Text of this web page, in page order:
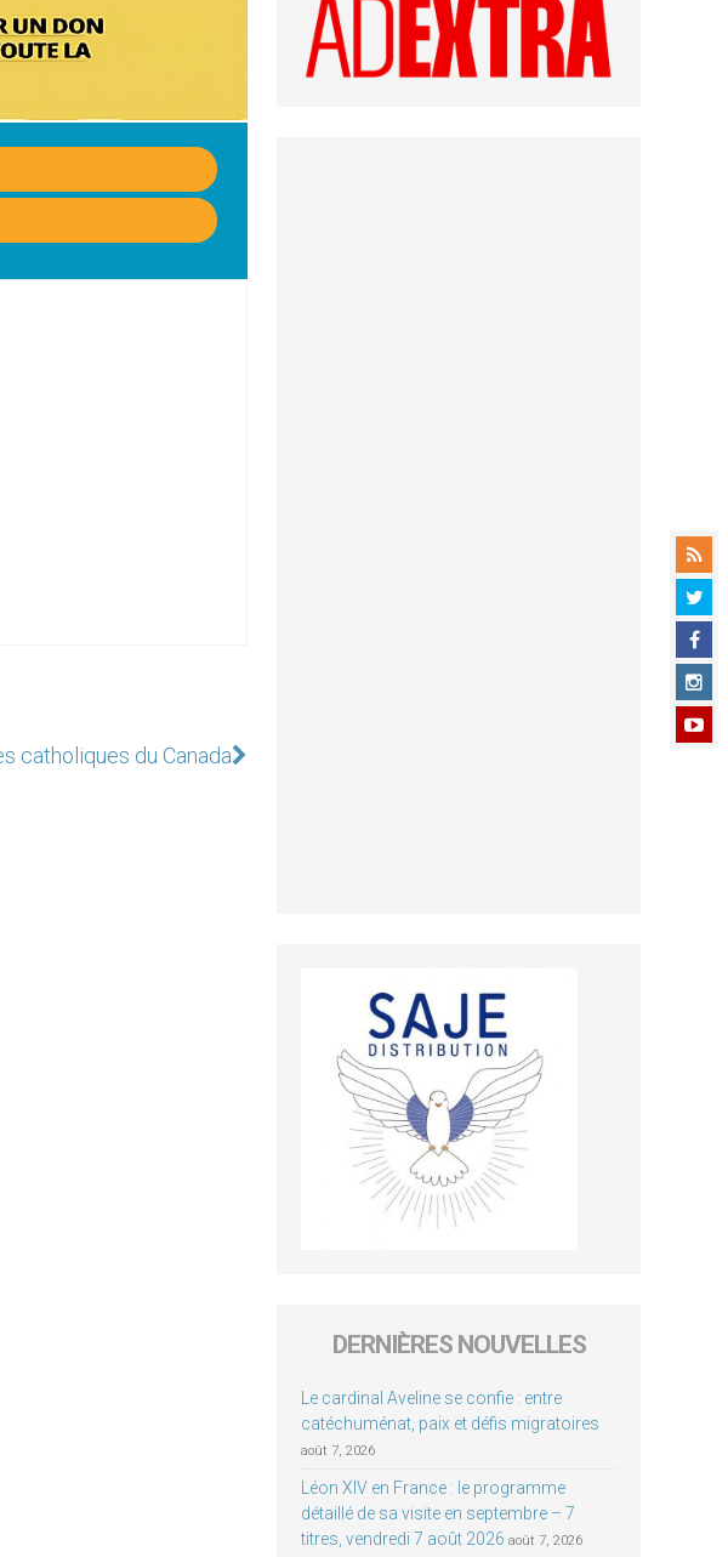
catholiques du Canada
DERNIÈRES NOUVELLES
Le cardinal Aveline se confie : entre
catéchuménat, paix et défis migratoires
août 7, 2026
Léon XIV en France : le programme
détaillé de sa visite en septembre – 7
titres, vendredi 7 août 2026 août 7, 2026